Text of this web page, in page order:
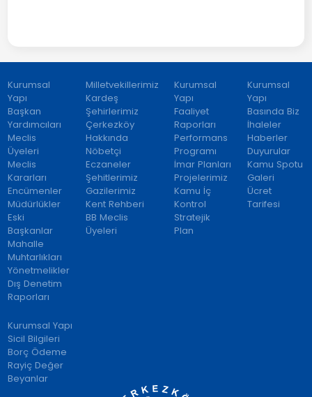
Kurumsal
Yapı
Başkan
Yardımcıları
Meclis
Üyeleri
Meclis
Kararları
Encümenler
Müdürlükler
Eski
Başkanlar
Mahalle
Muhtarlıkları
Yönetmelikler
Dış Denetim
Raporları
Milletvekillerimiz
Kardeş
Şehirlerimiz
Çerkezköy
Hakkında
Nöbetçi
Eczaneler
Şehitlerimiz
Gazilerimiz
Kent Rehberi
BB Meclis
Üyeleri
Kurumsal
Yapı
Faaliyet
Raporları
Performans
Programı
İmar Planları
Projelerimiz
Kamu İç
Kontrol
Stratejik
Plan
Kurumsal
Yapı
Basında Biz
İhaleler
Haberler
Duyurular
Kamu Spotu
Galeri
Ücret
Tarifesi
Kurumsal Yapı
Sicil Bilgileri
Borç Ödeme
Rayiç Değer
Beyanlar